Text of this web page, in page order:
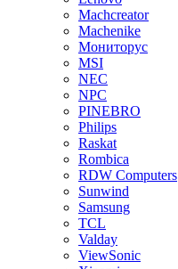
Machcreator
Machenike
Мониторус
MSI
NEC
NPC
PINEBRO
Philips
Raskat
Rombica
RDW Computers
Sunwind
Samsung
TCL
Valday
ViewSonic